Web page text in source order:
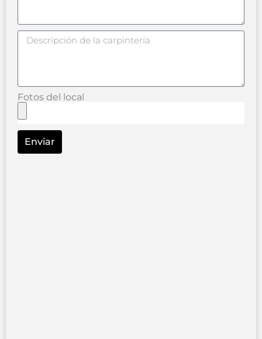
Fotos del local
Enviar